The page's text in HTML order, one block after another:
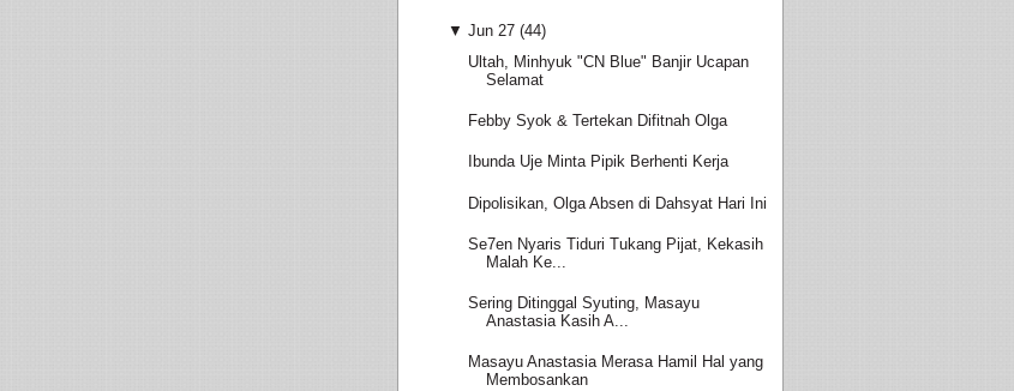
▼Jun 27 (44)
Ultah, Minhyuk "CN Blue" Banjir Ucapan
Selamat
Febby Syok & Tertekan Difitnah Olga
Ibunda Uje Minta Pipik Berhenti Kerja
Dipolisikan, Olga Absen di Dahsyat Hari Ini
Se7en Nyaris Tiduri Tukang Pijat, Kekasih
Malah Ke...
Sering Ditinggal Syuting, Masayu
Anastasia Kasih A...
Masayu Anastasia Merasa Hamil Hal yang
Membosankan